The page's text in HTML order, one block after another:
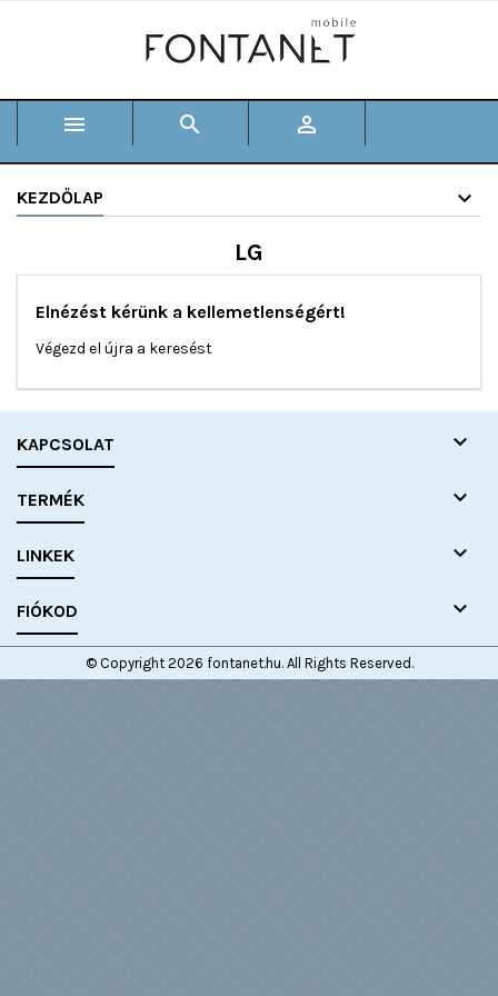
  
KEZDŐLAP
LG
Elnézést kérünk a kellemetlenségért!
Végezd el újra a keresést
KAPCSOLAT 
TERMÉK 
LINKEK 
FIÓKOD 
© Copyright 2026 fontanet.hu. All Rights Reserved.